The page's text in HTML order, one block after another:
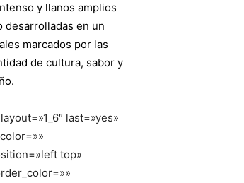
y llanos amplios
desarrolladas en un
marcados por las
de cultura, sabor y
last=»yes»
top»